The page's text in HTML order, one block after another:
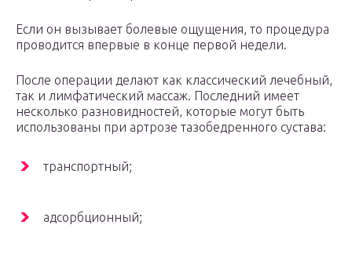
Если он вызывает болевые ощущения, то процедура
проводится впервые в конце первой недели.
После операции делают как классический лечебный,
так и лимфатический массаж. Последний имеет
несколько разновидностей, которые могут быть
использованы при артрозе тазобедренного сустава:
транспортный;
адсорбционный;